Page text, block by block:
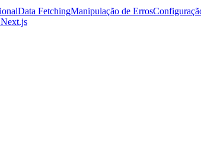
Data FetchingManipulação de Erros